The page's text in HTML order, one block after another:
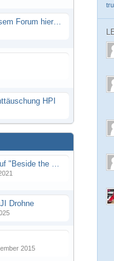
Eure neue Strecke in diesem Forum hier posten
HPI
Renn / Erlebnis Bericht auf "Beside the Race"
Drohne
2015